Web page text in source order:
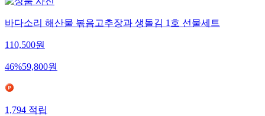
바다소리 해산물 볶음고추장과 생돌김 1호 선물세트
110,500원
46%59,800원
1,794 적립